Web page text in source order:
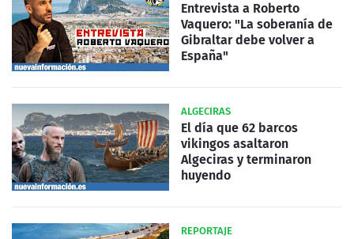
Entrevista a Roberto
Vaquero: "La soberanía de
Gibraltar debe volver a
España"
ALGECIRAS
El día que 62 barcos
vikingos asaltaron
Algeciras y terminaron
huyendo
REPORTAJE